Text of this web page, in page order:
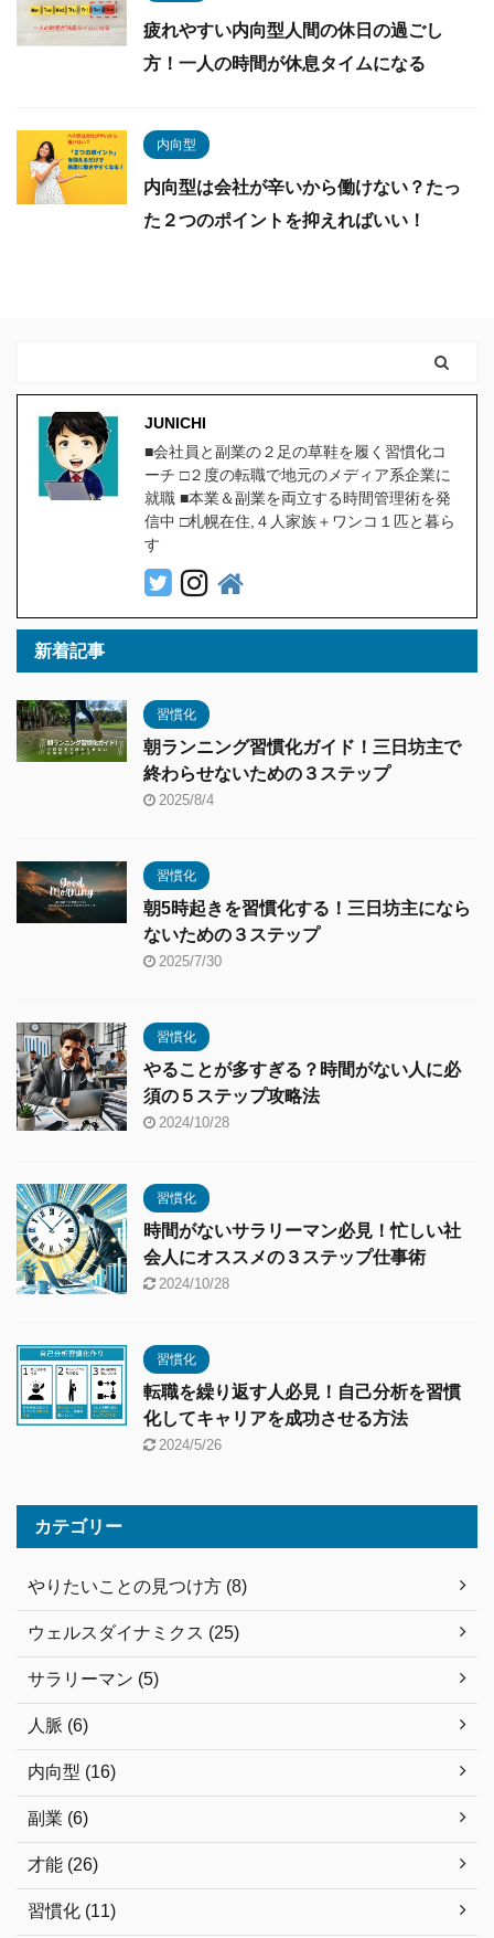
疲れやすい内向型人間の休日の過ごし
方！一人の時間が休息タイムになる
内向型
内向型は会社が辛いから働けない？たっ
た２つのポイントを抑えればいい！
JUNICHI
■会社員と副業の２足の草鞋を履く習慣化コ
ーチ □２度の転職で地元のメディア系企業に
就職 ■本業＆副業を両立する時間管理術を発
信中 □札幌在住,４人家族＋ワンコ１匹と暮ら
す
新着記事
習慣化
朝ランニング習慣化ガイド！三日坊主で
終わらせないための３ステップ
2025/8/4
習慣化
朝5時起きを習慣化する！三日坊主になら
ないための３ステップ
2025/7/30
習慣化
やることが多すぎる？時間がない人に必
須の５ステップ攻略法
2024/10/28
習慣化
時間がないサラリーマン必見！忙しい社
会人にオススメの３ステップ仕事術
2024/10/28
習慣化
転職を繰り返す人必見！自己分析を習慣
化してキャリアを成功させる方法
2024/5/26
カテゴリー
やりたいことの見つけ方 (8)
ウェルスダイナミクス (25)
サラリーマン (5)
人脈 (6)
内向型 (16)
副業 (6)
才能 (26)
習慣化 (11)